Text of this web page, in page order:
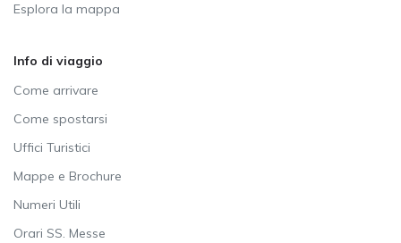
Esplora la mappa
Info di viaggio
Come arrivare
Come spostarsi
Uffici Turistici
Mappe e Brochure
Numeri Utili
Orari SS. Messe